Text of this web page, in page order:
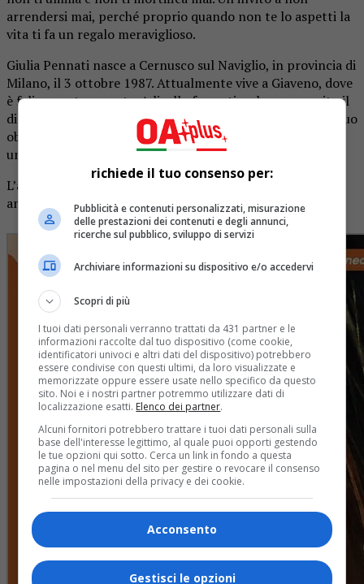
arrendersi mai, perché proprio quando non te lo aspetti la
vita ti fa un regalo meraviglioso.
Giulia Pennati nasce a Cernusco sul Naviglio, in provincia di
Milano, il 3 ottobre 1987. Attualmente vive a Giaveno, dove
è felicemente sposata. A livello formativo, ha conseguito il
diploma in un liceo socio-psico-pedagogico di Milano; il suo
obiettivo e anche sogno nel cassetto è quello di divenire
una scrittrice affermata.
L’autrice ama immensamente la lettura, la scrittura, ma
anche la musica, la cucina e gli animali.
richiede il tuo consenso per:
Pubblicità e contenuti personalizzati, misurazione
delle prestazioni dei contenuti e degli annunci,
ricerche sul pubblico, sviluppo di servizi
Archiviare informazioni su dispositivo e/o accedervi
Scopri di più
I tuoi dati personali verranno trattati da 431 partner e le
informazioni raccolte dal tuo dispositivo (come cookie,
identificatori univoci e altri dati del dispositivo) potrebbero
essere condivise con questi ultimi, da loro visualizzate e
memorizzate oppure essere usate nello specifico da questo
sito. Noi e i nostri partner potremmo utilizzare dati di
localizzazione esatti. Elenco dei partner.
Alcuni fornitori potrebbero trattare i tuoi dati personali sulla
base dell'interesse legittimo, al quale puoi opporti gestendo
le tue opzioni qui sotto. Cerca un link in fondo a questa
pagina o nel menu del sito per gestire o revocare il consenso
nelle impostazioni della privacy e dei cookie.
Acconsento
Gestisci le opzioni